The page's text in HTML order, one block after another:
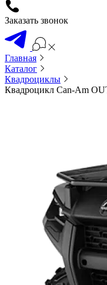
Заказать звонок
Главная
Каталог
Квадроциклы
Квадроцикл Can-Am